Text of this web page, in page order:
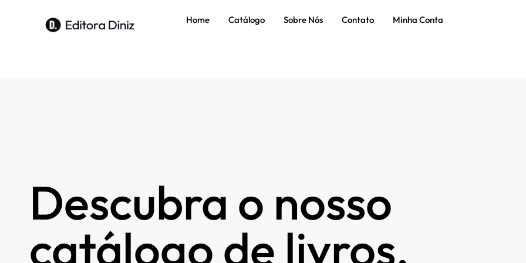
Home Catálogo Sobre Nós Contato Minha Conta
Descubra o nosso
catálogo de livros.